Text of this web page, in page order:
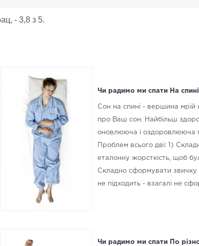
- 3,8 з 5.
Чи радимо ми спати На
Сон на спині - вершина мрій
про Ваш сон. Найбільш
оновлююча і оздоровлююча
Проблем всього дві: 1)
еталонну жорсткість, щоб
Складно сформувати звичку
не підходить - взагалі не
Чи радимо ми спати По